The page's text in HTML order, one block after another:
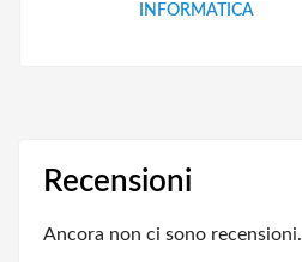
INFORMATICA
Recensioni
Ancora non ci sono recensioni.